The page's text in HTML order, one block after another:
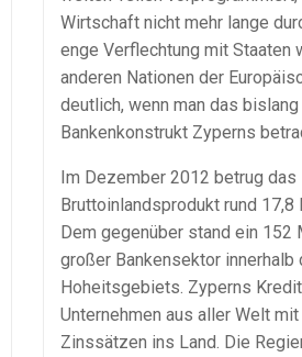
Wirtschaft nicht mehr lange
enge Verflechtung mit Staaten
anderen Nationen der
deutlich, wenn man das
Bankenkonstrukt Zyperns
Im Dezember 2012 betrug das
Bruttoinlandsprodukt rund 17,8
Dem gegenüber stand ein 152
großer Bankensektor innerhalb
Hoheitsgebiets. Zyperns
Unternehmen aus aller Welt
Zinssätzen ins Land. Die